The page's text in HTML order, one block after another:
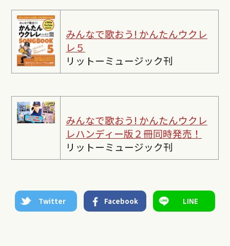
みんなで歌おう! かんたんウクレ
レ５
リットーミュージック刊
みんなで歌おう! かんたんウクレ
レハンディー版２冊同時発売！
リットーミュージック刊
Twitter Facebook LINE